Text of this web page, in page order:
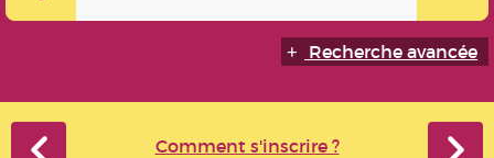
Recherche avancée
Comment s'inscrire ?